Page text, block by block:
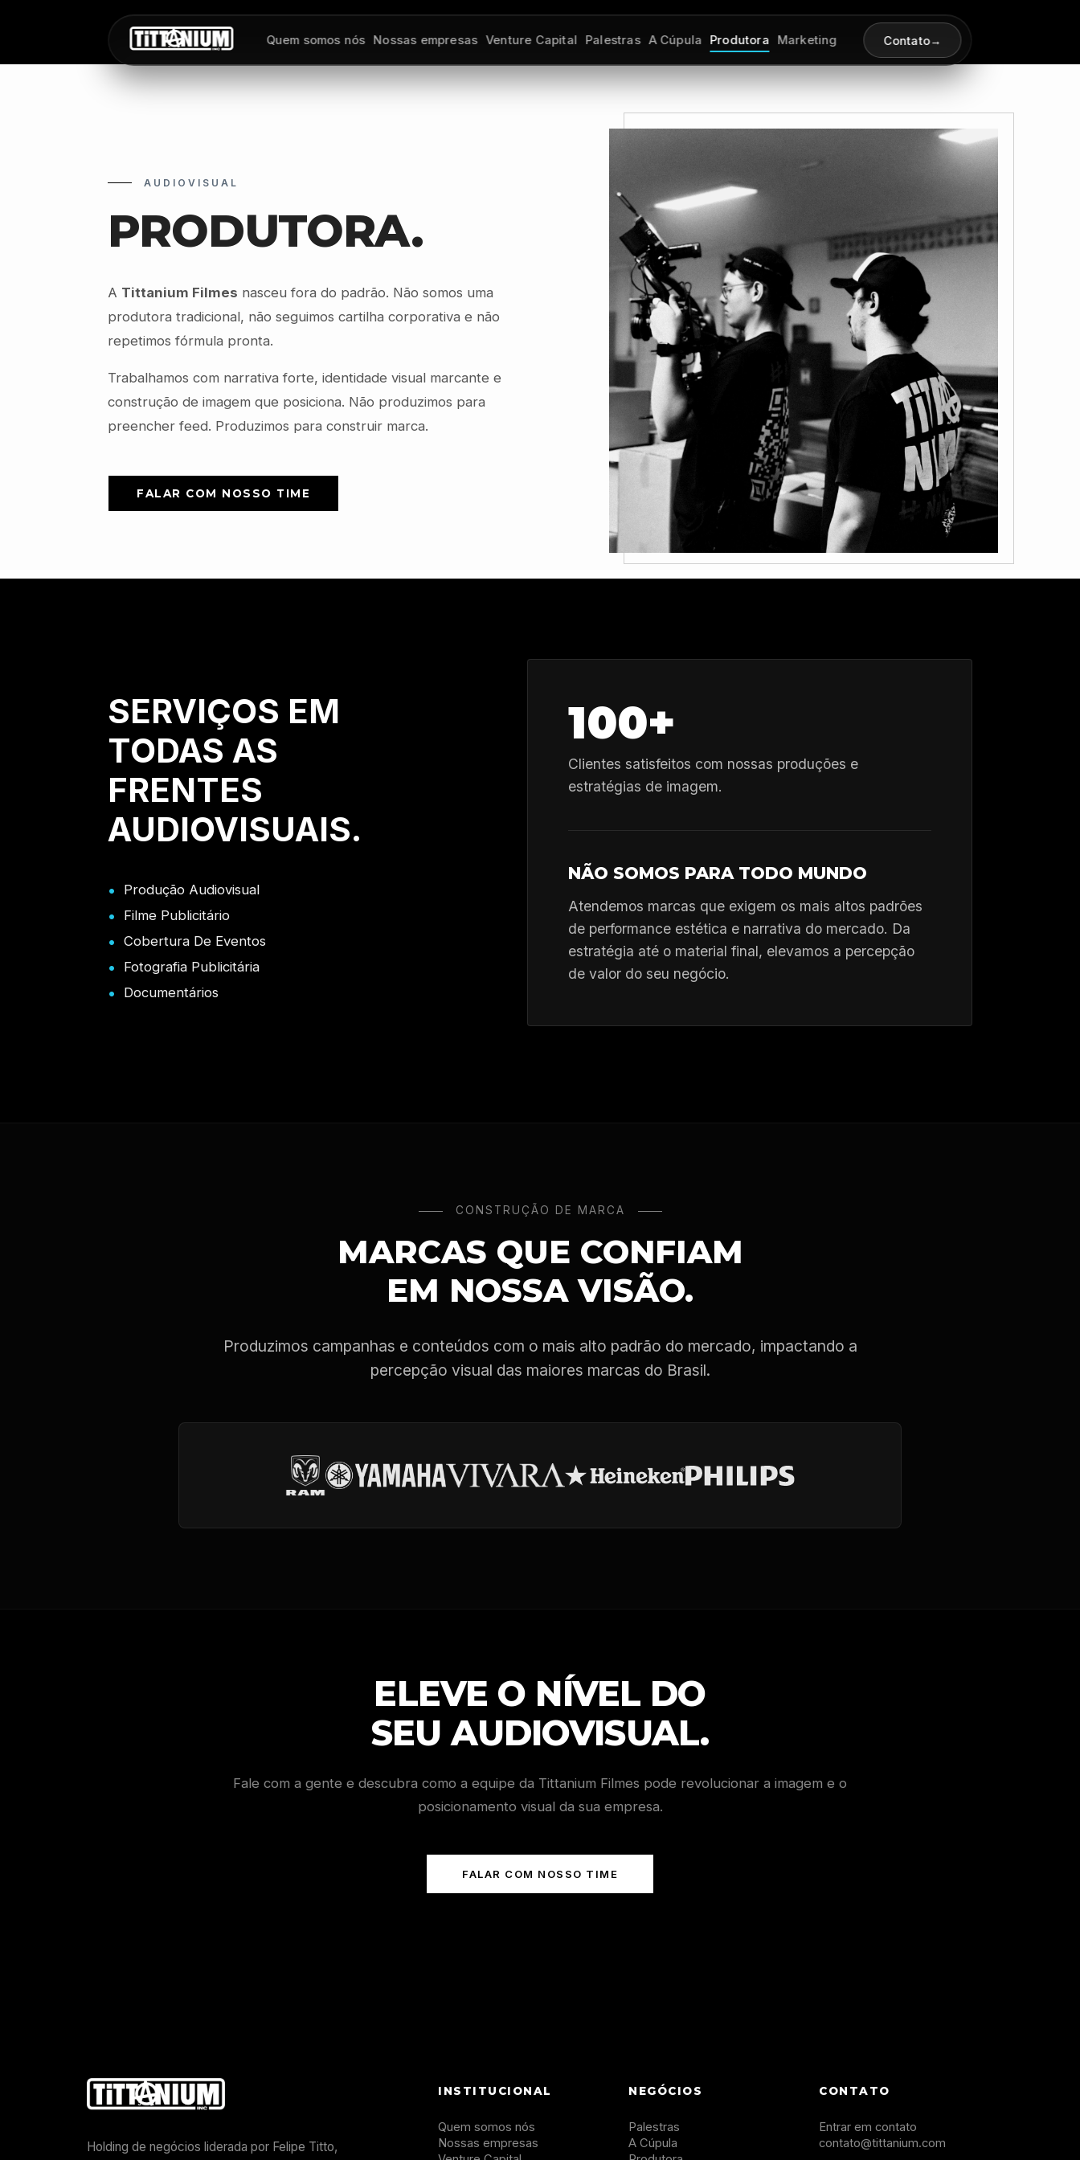
Quem somos nós Nossas empresas Venture Capital Palestras A Cúpula Produtora Marketing Contato→
AUDIOVISUAL
PRODUTORA.
A Tittanium Filmes nasceu fora do padrão. Não somos uma
produtora tradicional, não seguimos cartilha corporativa e não
repetimos fórmula pronta.
Trabalhamos com narrativa forte, identidade visual marcante e
construção de imagem que posiciona. Não produzimos para
preencher feed. Produzimos para construir marca.
FALAR COM NOSSO TIME
SERVIÇOS EM
TODAS AS
FRENTES
AUDIOVISUAIS.
Produção Audiovisual
Filme Publicitário
Cobertura De Eventos
Fotografia Publicitária
Documentários
100+
Clientes satisfeitos com nossas produções e
estratégias de imagem.
NÃO SOMOS PARA TODO MUNDO
Atendemos marcas que exigem os mais altos padrões
de performance estética e narrativa do mercado. Da
estratégia até o material final, elevamos a percepção
de valor do seu negócio.
CONSTRUÇÃO DE MARCA
MARCAS QUE CONFIAM
EM NOSSA VISÃO.
Produzimos campanhas e conteúdos com o mais alto padrão do mercado, impactando a
percepção visual das maiores marcas do Brasil.
ELEVE O NÍVEL DO
SEU AUDIOVISUAL.
Fale com a gente e descubra como a equipe da Tittanium Filmes pode revolucionar a imagem e o
posicionamento visual da sua empresa.
FALAR COM NOSSO TIME
Holding de negócios liderada por Felipe Titto,
INSTITUCIONAL
Quem somos nós
Nossas empresas
NEGÓCIOS
Palestras
A Cúpula
CONTATO
Entrar em contato
contato@tittanium.com